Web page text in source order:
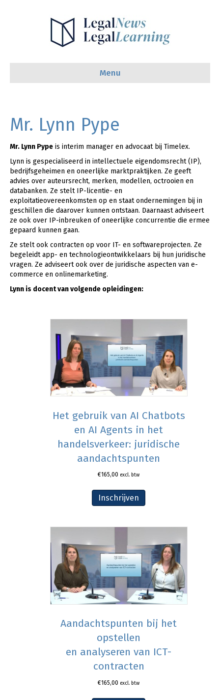
Menu
Mr. Lynn Pype
Mr. Lynn Pype is interim manager en advocaat bij Timelex.
Lynn is gespecialiseerd in intellectuele eigendomsrecht (IP),
bedrijfsgeheimen en oneerlijke marktpraktijken. Ze geeft
advies over auteursrecht, merken, modellen, octrooien en
databanken. Ze stelt IP-licentie- en
exploitatieovereenkomsten op en staat ondernemingen bij in
geschillen die daarover kunnen ontstaan. Daarnaast adviseert
ze ook over IP-inbreuken of oneerlijke concurrentie die ermee
gepaard kunnen gaan.
Ze stelt ook contracten op voor IT- en softwareprojecten. Ze
begeleidt app- en technologieontwikkelaars bij hun juridische
vragen. Ze adviseert ook over de juridische aspecten van e-
commerce en onlinemarketing.
Lynn is docent van volgende opleidingen:
Het gebruik van AI Chatbots
en AI Agents in het
handelsverkeer: juridische
aandachtspunten
€165,00 excl. btw
Inschrijven
Aandachtspunten bij het
opstellen
en analyseren van ICT-
contracten
€165,00 excl. btw